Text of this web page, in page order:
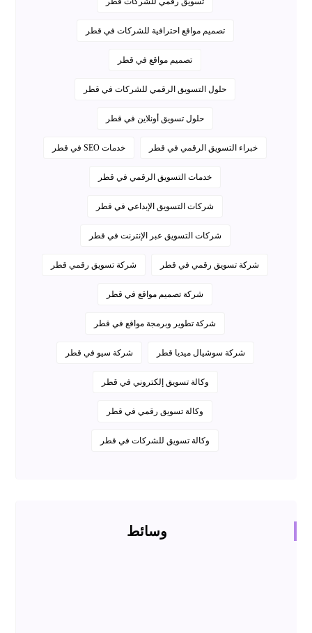
تصميم مواقع احترافية للشركات في قطر
تصميم مواقع في قطر
حلول التسويق الرقمي للشركات في قطر
حلول تسويق أونلاين في قطر
خبراء التسويق الرقمي في قطر خدمات SEO في قطر
خدمات التسويق الرقمي في قطر
شركات التسويق الإبداعي في قطر
شركات التسويق عبر الإنترنت في قطر
شركة تسويق رقمي في قطر شركة تسويق رقمي قطر
شركة تصميم مواقع في قطر
شركة تطوير وبرمجة مواقع في قطر
شركة سوشيال ميديا قطر شركة سيو في قطر
وكالة تسويق إلكتروني في قطر
وكالة تسويق رقمي في قطر
وكالة تسويق للشركات في قطر
وسائط